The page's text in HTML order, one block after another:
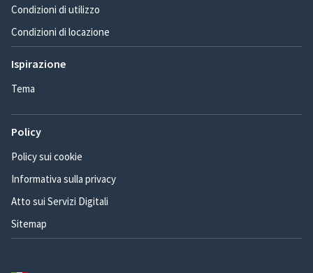
Condizioni di utilizzo
Condizioni di locazione
Ispirazione
Tema
Policy
Policy sui cookie
Informativa sulla privacy
Atto sui Servizi Digitali
Sitemap